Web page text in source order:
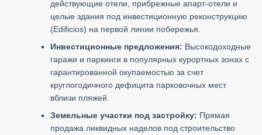
действующие отели, прибрежные апарт-отели и
целые здания под инвестиционную реконструкцию
(Edificios) на первой линии побережья.
Инвестиционные предложения: Высокодоходные
гаражи и паркинги в популярных курортных зонах с
гарантированной окупаемостью за счет
круглогодичного дефицита парковочных мест
вблизи пляжей.
Земельные участки под застройку: Прямая
продажа ликвидных наделов под строительство